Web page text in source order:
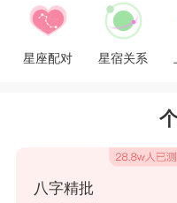
常全心全意的，给对
要求的也是最好的爱
他们的话，即使他们
最好的，绝对不会去
所以总体而言，在
星座配对 星宿关系
八字精批